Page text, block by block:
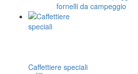
fornelli da campeggio
Caffettiere speciali